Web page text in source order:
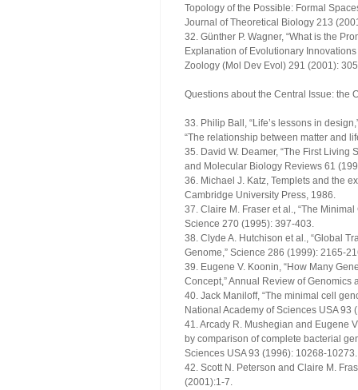
Topology of the Possible: Formal
Journal of Theoretical Biology 213
32. Günther P. Wagner, “What is the
Explanation of Evolutionary
Zoology (Mol Dev Evol) 291 (2001):
Questions about the Central Issue: the
33. Philip Ball, “Life’s lessons in
“The relationship between matter and
35. David W. Deamer, “The First Living
and Molecular Biology Reviews 61
36. Michael J. Katz, Templets and the
Cambridge University Press, 1986.
37. Claire M. Fraser et al., “The
Science 270 (1995): 397-403.
38. Clyde A. Hutchison et al., “Global
Genome,” Science 286 (1999): 2165-
39. Eugene V. Koonin, “How Many
Concept,” Annual Review of
40. Jack Maniloff, “The minimal cell
National Academy of Sciences USA 93
41. Arcady R. Mushegian and Eugene
by comparison of complete bacterial
Sciences USA 93 (1996): 10268-10273.
42. Scott N. Peterson and Claire M.
(2001):1-7.